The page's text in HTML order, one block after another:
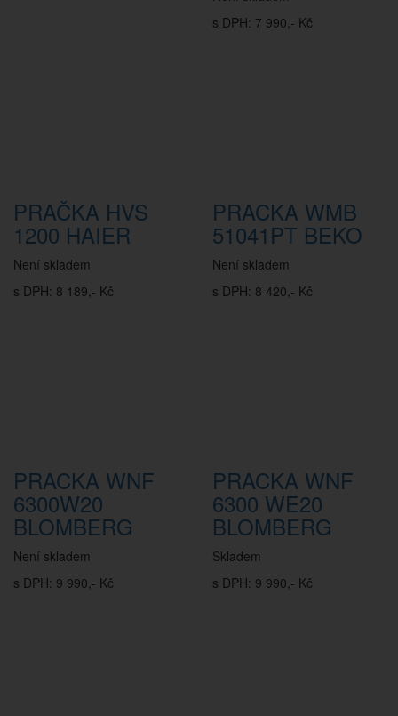
s DPH: 7 990,- Kč
PRAČKA HVS
1200 HAIER
Není skladem
s DPH: 8 189,- Kč
PRACKA WMB
51041PT BEKO
Není skladem
s DPH: 8 420,- Kč
PRACKA WNF
6300W20
BLOMBERG
Není skladem
s DPH: 9 990,- Kč
PRACKA WNF
6300 WE20
BLOMBERG
Skladem
s DPH: 9 990,- Kč